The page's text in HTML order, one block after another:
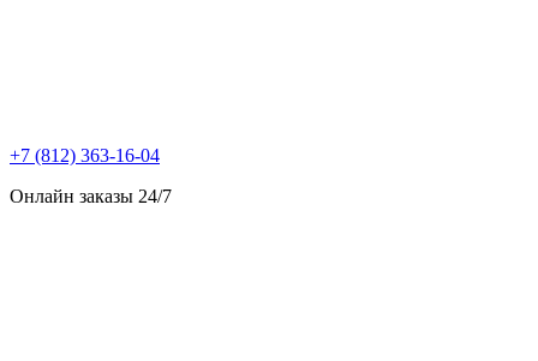
+7 (812) 363-16-04
Онлайн заказы 24/7